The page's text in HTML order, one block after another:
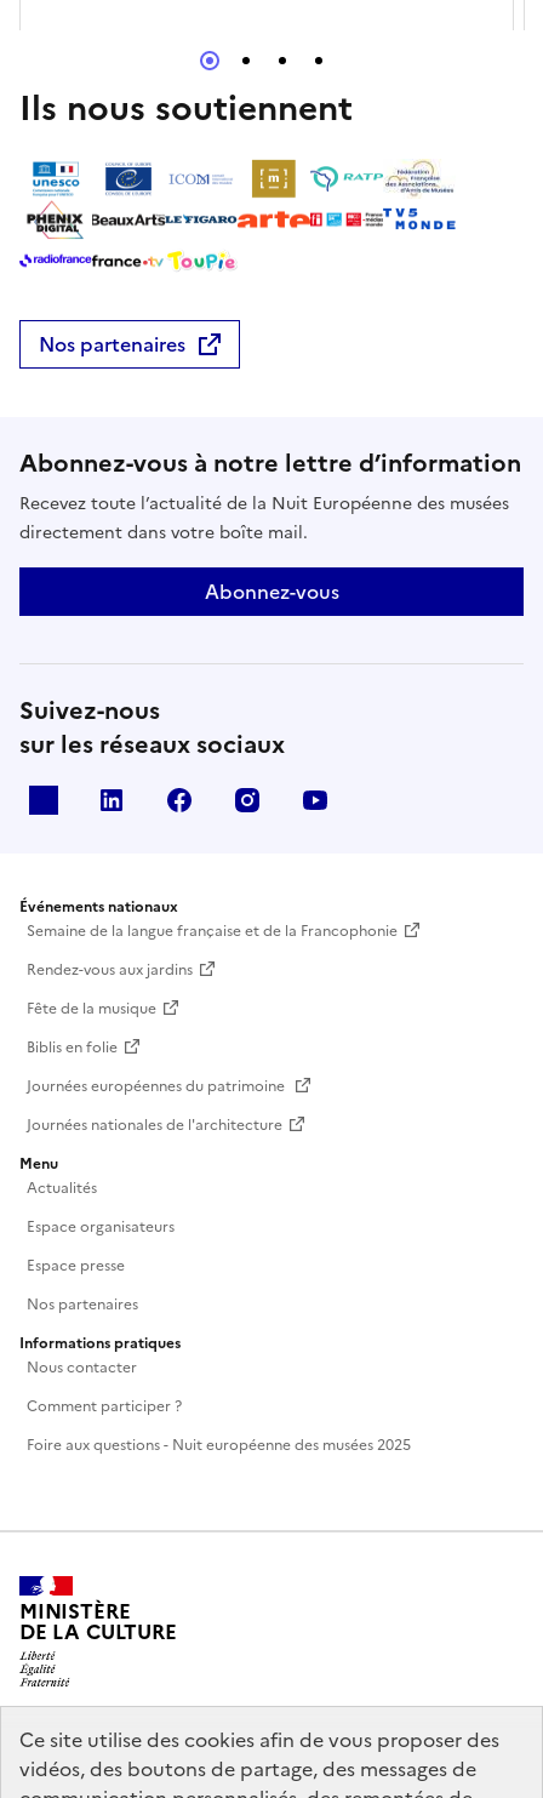
Ce site utilise des cookies afin de vous proposer des
vidéos, des boutons de partage, des messages de
Ils nous soutiennent
Nos partenaires
Abonnez-vous à notre lettre d’information
Recevez toute l’actualité de la Nuit Européenne des musées
directement dans votre boîte mail.
Abonnez-vous
Suivez-nous
sur les réseaux sociaux
Linkedin Facebook Instagram
Événements nationaux
Semaine de la langue française et de la Francophonie
Rendez-vous aux jardins
Fête de la musique
Biblis en folie
Journées européennes du patrimoine
Journées nationales de l'architecture
Menu
Actualités
Espace organisateurs
Espace presse
Nos partenaires
Informations pratiques
Nous contacter
Comment participer ?
Foire aux questions - Nuit européenne des musées 2025
MINISTÈRE
DE LA CULTURE
legifrance.gouv.fr info.gouv.fr